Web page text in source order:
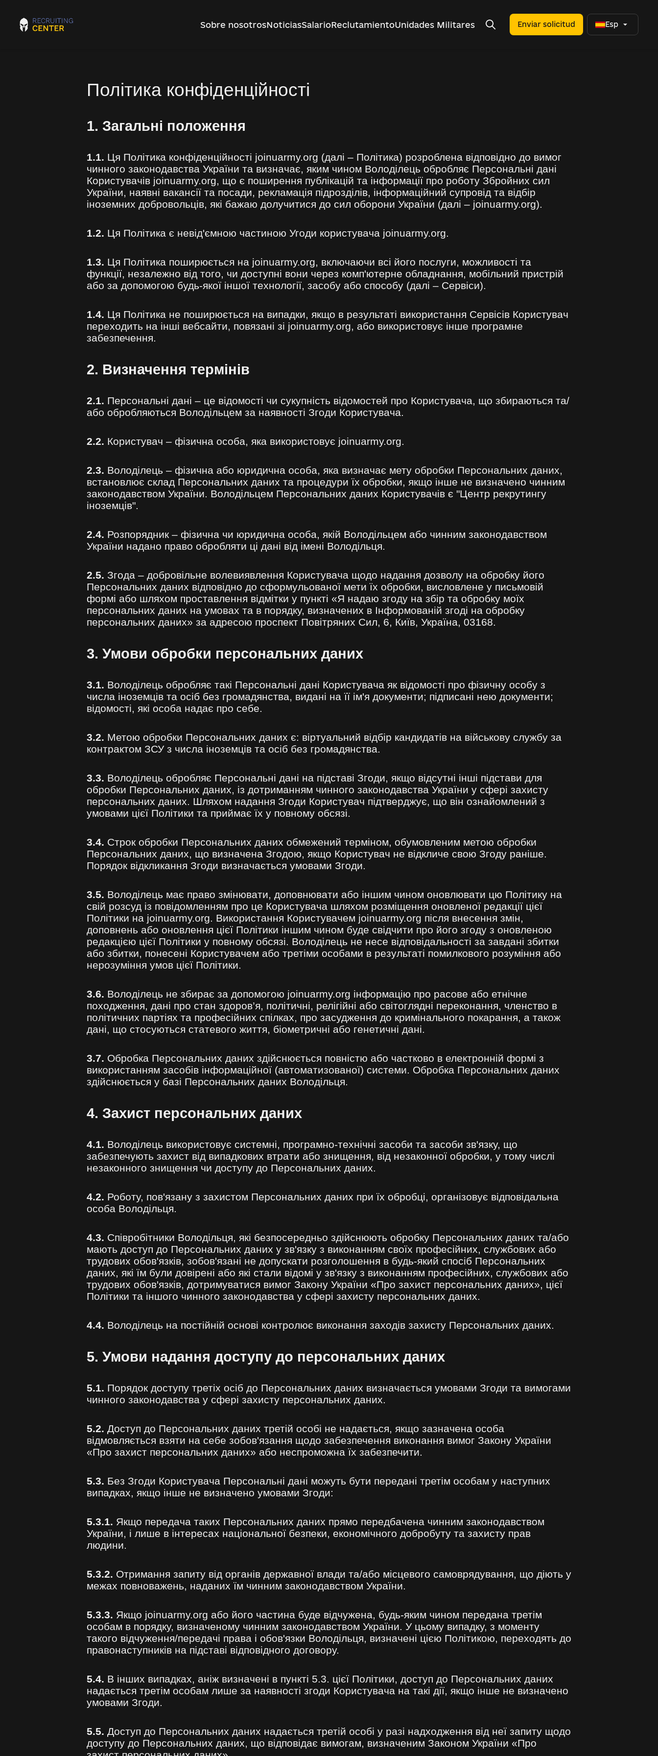
Sobre nosotrosNoticiasSalarioReclutamientoUnidades Militares Enviar solicitud Esp
Політика конфіденційності
1. Загальні положення
1.1. Ця Політика конфіденційності joinuarmy.org (далі – Політика) розроблена відповідно до вимог
чинного законодавства України та визначає, яким чином Володілець обробляє Персональні дані
Користувачів joinuarmy.org, що є поширення публікацій та інформації про роботу Збройних сил
України, наявні вакансії та посади, рекламація підрозділів, інформаційний супровід та відбір
іноземних добровольців, які бажаю долучитися до сил оборони України (далі – joinuarmy.org).
1.2. Ця Політика є невід'ємною частиною Угоди користувача joinuarmy.org.
1.3. Ця Політика поширюється на joinuarmy.org, включаючи всі його послуги, можливості та
функції, незалежно від того, чи доступні вони через комп'ютерне обладнання, мобільний пристрій
або за допомогою будь-якої іншої технології, засобу або способу (далі – Сервіси).
1.4. Ця Політика не поширюється на випадки, якщо в результаті використання Сервісів Користувач
переходить на інші вебсайти, повязані зі joinuarmy.org, або використовує інше програмне
забезпечення.
2. Визначення термінів
2.1. Персональні дані – це відомості чи сукупність відомостей про Користувача, що збираються та/
або обробляються Володільцем за наявності Згоди Користувача.
2.2. Користувач – фізична особа, яка використовує joinuarmy.org.
2.3. Володілець – фізична або юридична особа, яка визначає мету обробки Персональних даних,
встановлює склад Персональних даних та процедури їх обробки, якщо інше не визначено чинним
законодавством України. Володільцем Персональних даних Користувачів є "Центр рекрутингу
іноземців".
2.4. Розпорядник – фізична чи юридична особа, якій Володільцем або чинним законодавством
України надано право обробляти ці дані від імені Володільця.
2.5. Згода – добровільне волевиявлення Користувача щодо надання дозволу на обробку його
Персональних даних відповідно до сформульованої мети їх обробки, висловлене у письмовій
формі або шляхом проставлення відмітки у пункті «Я надаю згоду на збір та обробку моїх
персональних даних на умовах та в порядку, визначених в Інформованій згоді на обробку
персональних даних» за адресою проспект Повітряних Сил, 6, Київ, Україна, 03168.
3. Умови обробки персональних даних
3.1. Володілець обробляє такі Персональні дані Користувача як відомості про фізичну особу з
числа іноземців та осіб без громадянства, видані на її ім'я документи; підписані нею документи;
відомості, які особа надає про себе.
3.2. Метою обробки Персональних даних є: віртуальний відбір кандидатів на військову службу за
контрактом ЗСУ з числа іноземців та осіб без громадянства.
3.3. Володілець обробляє Персональні дані на підставі Згоди, якщо відсутні інші підстави для
обробки Персональних даних, із дотриманням чинного законодавства України у сфері захисту
персональних даних. Шляхом надання Згоди Користувач підтверджує, що він ознайомлений з
умовами цієї Політики та приймає їх у повному обсязі.
3.4. Строк обробки Персональних даних обмежений терміном, обумовленим метою обробки
Персональних даних, що визначена Згодою, якщо Користувач не відкличе свою Згоду раніше.
Порядок відкликання Згоди визначається умовами Згоди.
3.5. Володілець має право змінювати, доповнювати або іншим чином оновлювати цю Політику на
свій розсуд із повідомленням про це Користувача шляхом розміщення оновленої редакції цієї
Політики на joinuarmy.org. Використання Користувачем joinuarmy.org після внесення змін,
доповнень або оновлення цієї Політики іншим чином буде свідчити про його згоду з оновленою
редакцією цієї Політики у повному обсязі. Володілець не несе відповідальності за завдані збитки
або збитки, понесені Користувачем або третіми особами в результаті помилкового розуміння або
нерозуміння умов цієї Політики.
3.6. Володілець не збирає за допомогою joinuarmy.org інформацію про расове або етнічне
походження, дані про стан здоров’я, політичні, релігійні або світоглядні переконання, членство в
політичних партіях та професійних спілках, про засудження до кримінального покарання, а також
дані, що стосуються статевого життя, біометричні або генетичні дані.
3.7. Обробка Персональних даних здійснюється повністю або частково в електронній формі з
використанням засобів інформаційної (автоматизованої) системи. Обробка Персональних даних
здійснюється у базі Персональних даних Володільця.
4. Захист персональних даних
4.1. Володілець використовує системні, програмно-технічні засоби та засоби зв'язку, що
забезпечують захист від випадкових втрати або знищення, від незаконної обробки, у тому числі
незаконного знищення чи доступу до Персональних даних.
4.2. Роботу, пов'язану з захистом Персональних даних при їх обробці, організовує відповідальна
особа Володільця.
4.3. Співробітники Володільця, які безпосередньо здійснюють обробку Персональних даних та/або
мають доступ до Персональних даних у зв'язку з виконанням своїх професійних, службових або
трудових обов'язків, зобов'язані не допускати розголошення в будь-який спосіб Персональних
даних, які їм були довірені або які стали відомі у зв'язку з виконанням професійних, службових або
трудових обов'язків, дотримуватися вимог Закону України «Про захист персональних даних», цієї
Політики та іншого чинного законодавства у сфері захисту персональних даних.
4.4. Володілець на постійній основі контролює виконання заходів захисту Персональних даних.
5. Умови надання доступу до персональних даних
5.1. Порядок доступу третіх осіб до Персональних даних визначається умовами Згоди та вимогами
чинного законодавства у сфері захисту персональних даних.
5.2. Доступ до Персональних даних третій особі не надається, якщо зазначена особа
відмовляється взяти на себе зобов'язання щодо забезпечення виконання вимог Закону України
«Про захист персональних даних» або неспроможна їх забезпечити.
5.3. Без Згоди Користувача Персональні дані можуть бути передані третім особам у наступних
випадках, якщо інше не визначено умовами Згоди:
5.3.1. Якщо передача таких Персональних даних прямо передбачена чинним законодавством
України, і лише в інтересах національної безпеки, економічного добробуту та захисту прав
людини.
5.3.2. Отримання запиту від органів державної влади та/або місцевого самоврядування, що діють у
межах повноважень, наданих їм чинним законодавством України.
5.3.3. Якщо joinuarmy.org або його частина буде відчужена, будь-яким чином передана третім
особам в порядку, визначеному чинним законодавством України. У цьому випадку, з моменту
такого відчуження/передачі права і обов'язки Володільця, визначені цією Політикою, переходять до
правонаступників на підставі відповідного договору.
5.4. В інших випадках, аніж визначені в пункті 5.3. цієї Політики, доступ до Персональних даних
надається третім особам лише за наявності згоди Користувача на такі дії, якщо інше не визначено
умовами Згоди.
5.5. Доступ до Персональних даних надається третій особі у разі надходження від неї запиту щодо
доступу до Персональних даних, що відповідає вимогам, визначеним Законом України «Про